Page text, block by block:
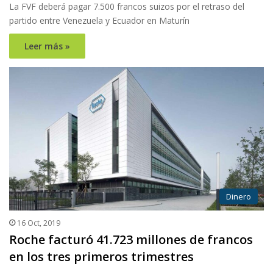
La FVF deberá pagar 7.500 francos suizos por el retraso del
partido entre Venezuela y Ecuador en Maturín
Leer más »
Dinero
16 Oct, 2019
Roche facturó 41.723 millones de francos
en los tres primeros trimestres